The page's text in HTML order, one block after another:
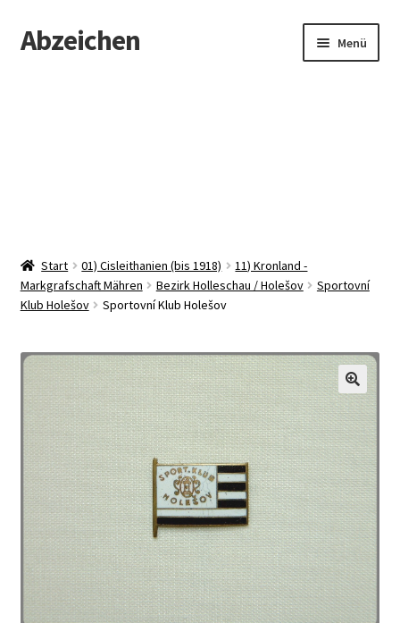
Zur
Navigation
Zum
Inhalt
Abzeichen Menü
Start 01) Cisleithanien (bis 1918)
11) Kronland -
Markgrafschaft Mähren
Bezirk Holleschau / Holešov
Sportovní
Klub Holešov
Sportovní Klub Holešov